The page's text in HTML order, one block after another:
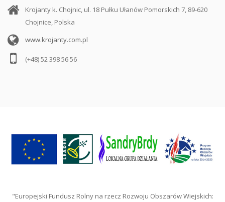
Krojanty k. Chojnic, ul. 18 Pułku Ułanów Pomorskich 7, 89-620
Chojnice, Polska
www.krojanty.com.pl
(+48) 52 398 56 56
"Europejski Fundusz Rolny na rzecz Rozwoju Obszarów Wiejskich: